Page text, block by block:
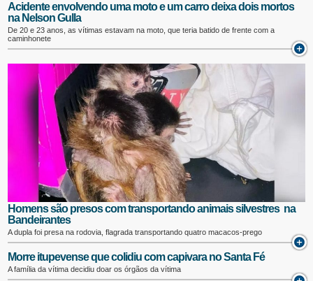
Acidente envolvendo uma moto e um carro deixa dois mortos
na Nelson Gulla
De 20 e 23 anos, as vítimas estavam na moto, que teria batido de frente com a
caminhonete
Homens são presos com transportando animais silvestres na
Bandeirantes
A dupla foi presa na rodovia, flagrada transportando quatro macacos-prego
Morre itupevense que colidiu com capivara no Santa Fé
A família da vítima decidiu doar os órgãos da vítima